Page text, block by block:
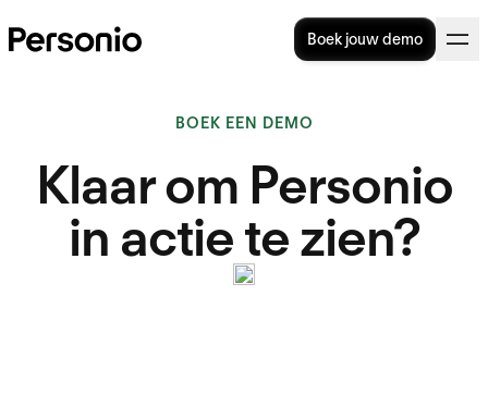
Boek jouw demo
BOEK EEN DEMO
Klaar om Personio
in actie te zien?